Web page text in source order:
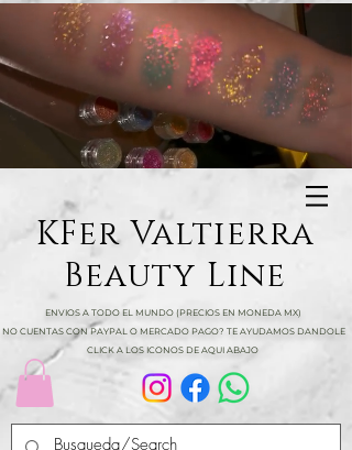
KFer Valtierra
Beauty Line
ENVIOS A TODO EL MUNDO (PRECIOS EN MONEDA MX)
NO CUENTAS CON PAYPAL O MERCADO PAGO? TE AYUDAMOS DANDOLE
CLICK A LOS ICONOS DE AQUI ABAJO